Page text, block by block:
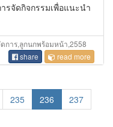
รจัดกิจกรรมเพื่อแนะนำ
การ,ลูกนกพร้อมหน้า,2558
share
read more
235 236
237